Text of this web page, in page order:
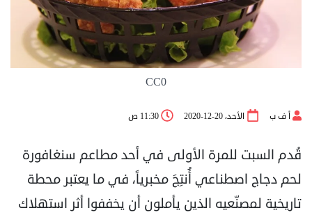
CC0
أ ف ب الأحد، 20-12-2020 11:30 ص
قُدم السبت للمرة الأولى في أحد مطاعم سنغافورة
لحم دجاج اصطناعي أُنتِجَ مخبرياً، في ما يعتبر محطة
تاريخية لمصنّعيه الذين يأملون أن يخففوا أثر استهلاك